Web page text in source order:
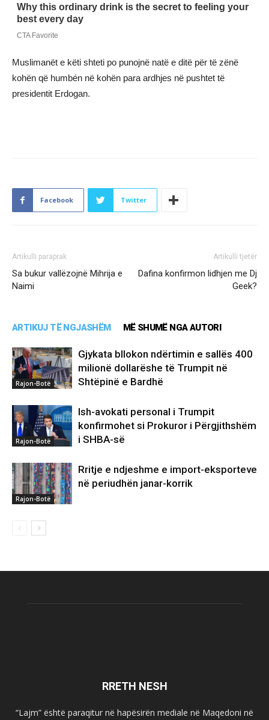
Muslimanët e këti shteti po punojnë natë e ditë për të zënë
kohën që humbén në kohën para ardhjes në pushtet të
presidentit Erdogan.
Facebook Twitter
Artikulli paraprak
Sa bukur vallëzojnë Mihrija e
Naimi
Artikulli tjetër
Dafina konfirmon lidhjen me Dj
Geek?
ARTIKUJ TË NGJASHËM MË SHUMË NGA AUTORI
Rajon-Botë
Gjykata bllokon ndërtimin e sallës 400
milionë dollarëshe të Trumpit në
Shtëpinë e Bardhë
Rajon-Botë
Ish-avokati personal i Trumpit
konfirmohet si Prokuror i Përgjithshëm
i SHBA-së
Rajon-Botë
Rritje e ndjeshme e import-eksporteve
në periudhën janar-korrik
RRETH NESH
“Lajm” është paraqitur në hapësirën mediale në Maqedoni në